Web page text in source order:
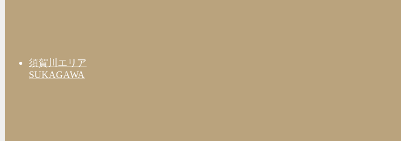
須賀川エリア
SUKAGAWA